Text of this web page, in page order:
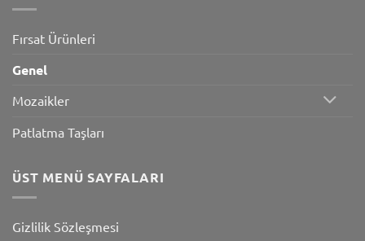
Fırsat Ürünleri
Genel
Mozaikler
Patlatma Taşları
ÜST MENÜ SAYFALARI
Gizlilik Sözleşmesi